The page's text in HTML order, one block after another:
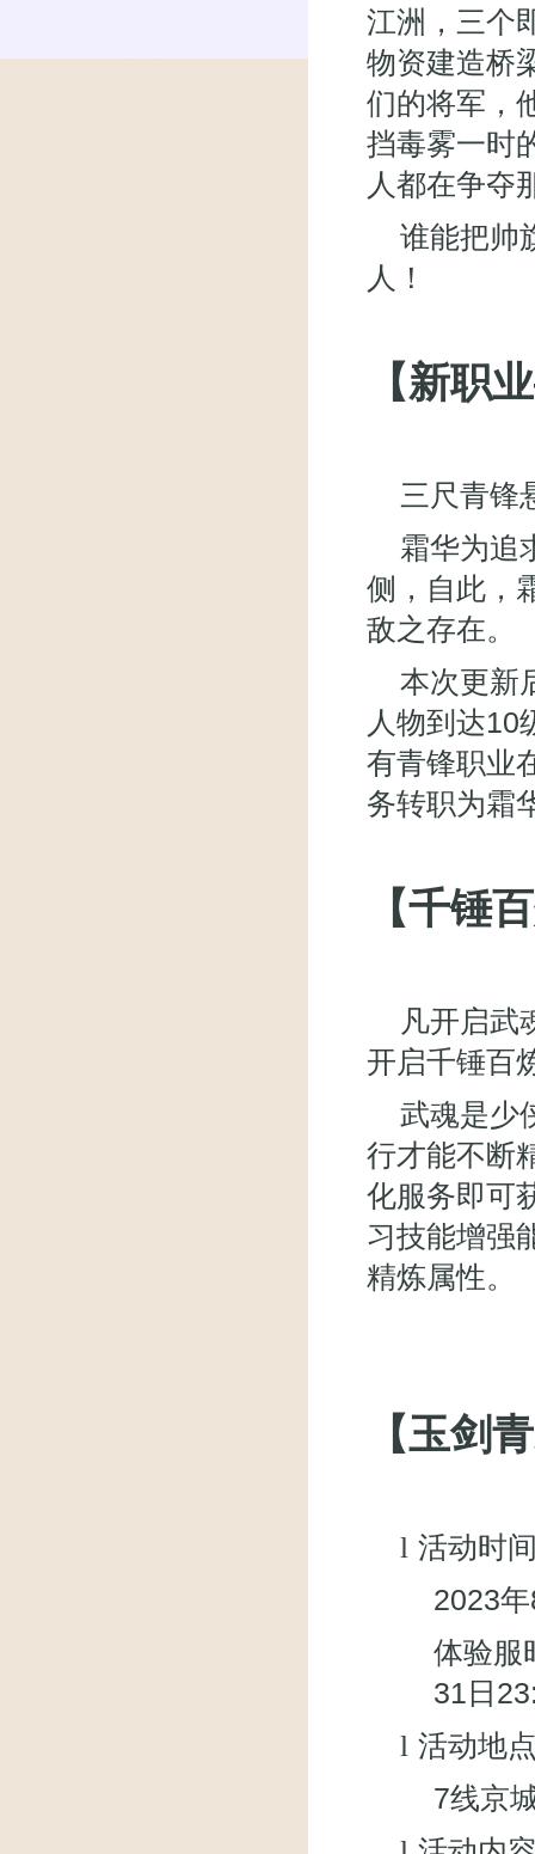
江洲，三个
物资建造桥
们的将军，
挡毒雾一时
人都在争夺
谁能把帅
人！
【新职
三尺青锋
霜华为追
侧，自此，
敌之存在。
本次更新
人物到达10
有青锋职业
务转职为霜
【千锤
凡开启武
开启千锤百
武魂是少
行才能不断
化服务即可
习技能增强
精炼属性。
【玉剑
l 活动时
2023
体验服
31日
l 活动地
7线京